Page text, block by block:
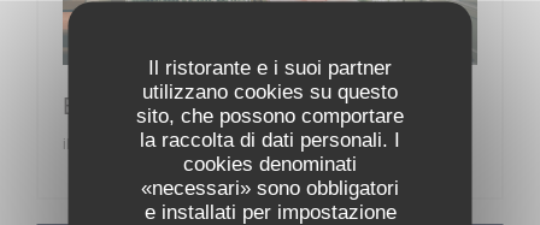
Il ristorante e i suoi partner
utilizzano cookies su questo
sito, che possono comportare
la raccolta di dati personali. I
cookies denominati
«necessari» sono obbligatori
e installati per impostazione
il 30/08/2026 da 10h00 a 23h30
Brauhaus Sommerfest